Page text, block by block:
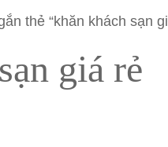
thẻ “khăn khách sạn
giá rẻ